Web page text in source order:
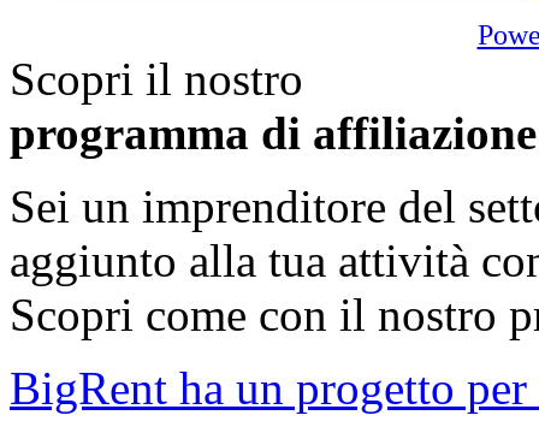
Scopri il nostro
programma di affiliazione
Sei un imprenditore del
aggiunto alla tua attività
Scopri come con il nostro
BigRent ha un progetto